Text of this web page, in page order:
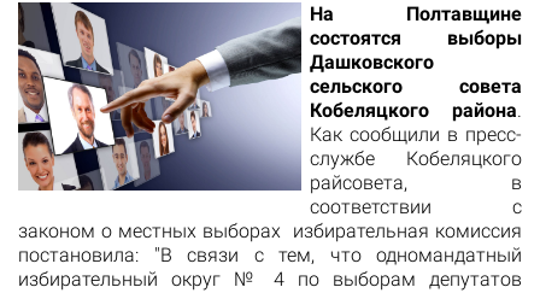
​На Полтавщине
состоятся выборы
Дашковского
сельского совета
Кобеляцкого района.
Как сообщили в пресс-
службе Кобеляцкого
райсовета, в
соответствии с
законом о местных выборах избирательная комиссия
постановила: "В связи с тем, что одномандатный
избирательный округ № 4 по выборам депутатов